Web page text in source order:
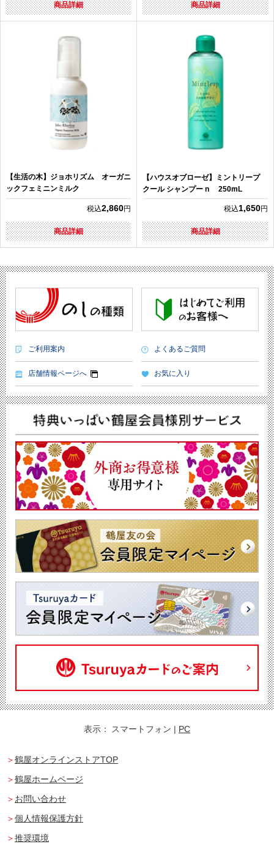
商品詳細 商品詳細
【生活の木】ジョホリズム オーガニ
ックフェミニンミルク
税込2,860円
商品詳細
【ハウスオブローゼ】ミントリープ
クール シャンプー n 250mL
税込1,650円
商品詳細
ご利用案内 よくあるご質問
店舗情報ページへ お気に入り
表示： スマートフォン | PC
鶴屋オンラインストアTOP
鶴屋ホームページ
お問い合わせ
個人情報保護方針
推奨環境